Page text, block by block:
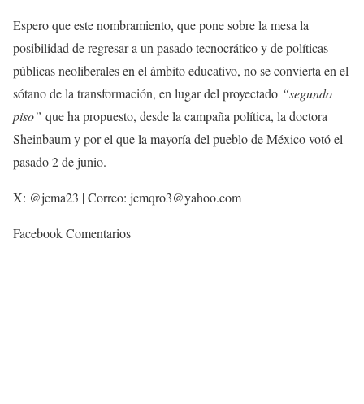
Espero que este nombramiento, que pone sobre la mesa la
posibilidad de regresar a un pasado tecnocrático y de políticas
públicas neoliberales en el ámbito educativo, no se convierta en el
sótano de la transformación, en lugar del proyectado “segundo
piso” que ha propuesto, desde la campaña política, la doctora
Sheinbaum y por el que la mayoría del pueblo de México votó el
pasado 2 de junio.
X: @jcma23 | Correo: jcmqro3@yahoo.com
Facebook Comentarios